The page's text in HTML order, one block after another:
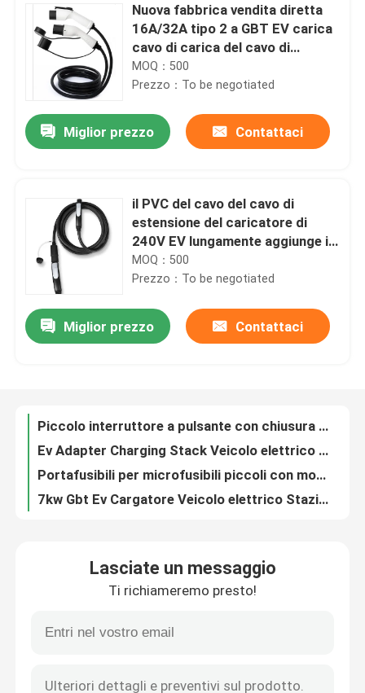
Casa
Prodotti
Chi siamo
Controllo di qualità
Contattaci
Stazioni di carico di EV
Caricatori portatili di EV
Nuova fabbrica vendita diretta
16A/32A tipo 2 a GBT EV carica
cavo di carica del cavo di
estensione di ricarica
MOQ：500
Prezzo：To be negotiated
Miglior prezzo Contattaci
il PVC del cavo del cavo di
estensione del caricatore di
240V EV lungamente aggiunge i
20 piedi extra
MOQ：500
Prezzo：To be negotiated
Miglior prezzo Contattaci
Piccolo interruttore a pulsante con chiusura da 16 mm in metallo con grado di protezione IP65 di forma rotonda
Parti del veicolo accessori stazione di ricarica adattatore EV GBT a CCS2 adattatore di carica CC
20kW EU DC CCS Wallbox DC Charger 4G Ethernet CE certificato
GBT 7KW 11KW 22KW EV Cable di ricarica Female To Male Plug Kit di conversione per auto
4 in 1 Voltmetro Automotive Dual USB 12V Car Cigarette Lighter Voltage Meter Con Interruttore
Lasciate un messaggio
Ti richiameremo presto!